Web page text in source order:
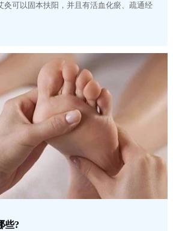
灸可以固本扶阳，并且有活血化瘀、疏通经
些?